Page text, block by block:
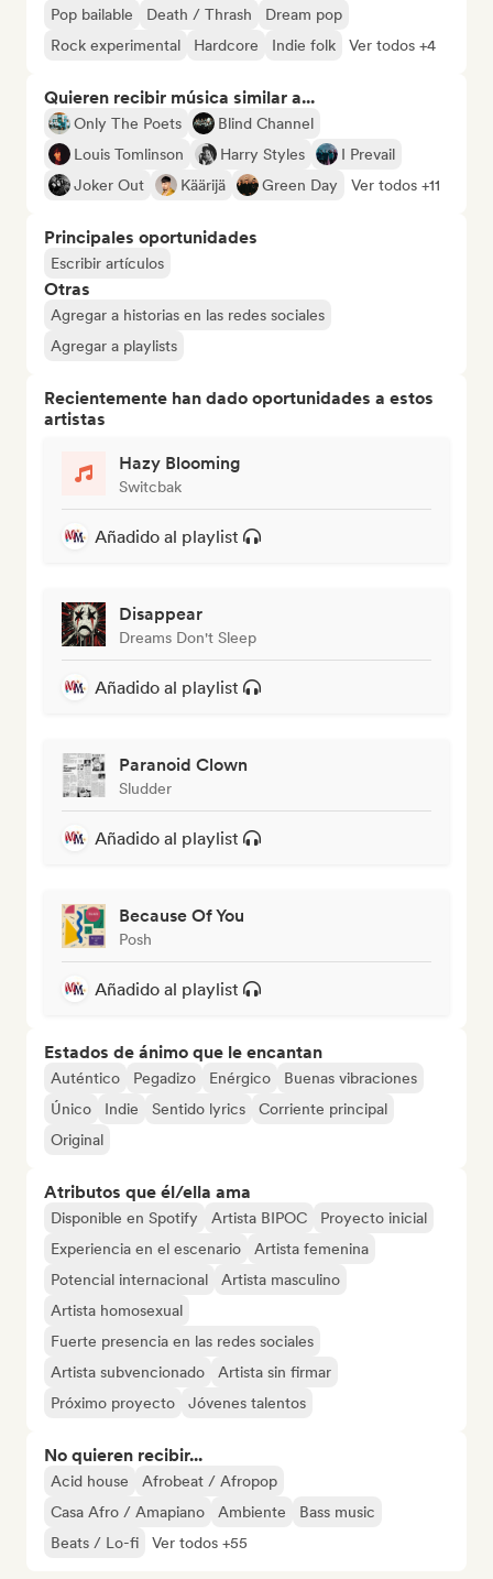
Pop bailable Death / Thrash
Dream pop
Rock experimental
Hardcore Indie folk Ver todos +4
Quieren recibir música similar a...
Only The Poets
Blind Channel
Louis Tomlinson
Harry Styles
I Prevail
Joker Out
Käärijä Green Day Ver todos +11
Principales oportunidades
Escribir artículos
Otras
Agregar a historias en las redes sociales
Agregar a playlists
Recientemente han dado oportunidades a estos
artistas
Hazy Blooming
Switcbak
Añadido al playlist
Disappear
Dreams Don't Sleep
Añadido al playlist
Paranoid Clown
Sludder
Añadido al playlist
Because Of You
Posh
Añadido al playlist
Estados de ánimo que le encantan
Auténtico Pegadizo Enérgico
Buenas vibraciones
Único
Indie Sentido lyrics
Corriente principal
Original
Atributos que él/ella ama
Disponible en Spotify Artista BIPOC
Proyecto inicial
Experiencia en el escenario
Artista femenina
Potencial internacional
Artista masculino
Artista homosexual
Fuerte presencia en las redes sociales
Artista subvencionado
Artista sin firmar
Próximo proyecto
Jóvenes talentos
No quieren recibir...
Acid house
Afrobeat / Afropop
Casa Afro / Amapiano
Ambiente
Bass music
Beats / Lo-fi
Ver todos +55